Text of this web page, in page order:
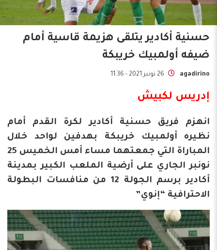
حسنية أكادير يتلقى هزيمة قاسية أمام
ضيفه أولمبيك خريبكة
agadirino 26 نونبر 2021 - 11:36
إدريس لكبيش
انهزم فريق حسنية أكادير لكرة القدم أمام
نظيره أولمبيك خريبكة بهدفين لواحد خلال
المباراة التي جمعتهما مساء أمس الخميس 25
نونبر الجاري على أرضية الملعب الكبير بمدينة
أكادير برسم الجولة 12 من منافسات البطولة
الاحترافية “إنوي”